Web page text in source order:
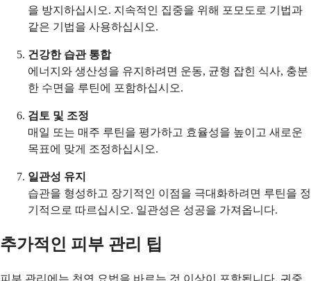
을 방지하십시오. 지속적인 집중을 위해 포모도로 기법과
같은 기법을 사용하십시오.
건강한 습관 통합
에너지와 생산성을 유지하려면 운동, 균형 잡힌 식사, 충분
한 수면을 루틴에 포함하십시오.
검토 및 조정
매일 또는 매주 루틴을 평가하고 효율성을 높이고 새로운
목표에 맞게 조정하십시오.
일관성 유지
습관을 형성하고 장기적인 이점을 극대화하려면 루틴을 정
기적으로 따르십시오. 일관성은 성공을 가져옵니다.
추가적인 피부 관리 팁